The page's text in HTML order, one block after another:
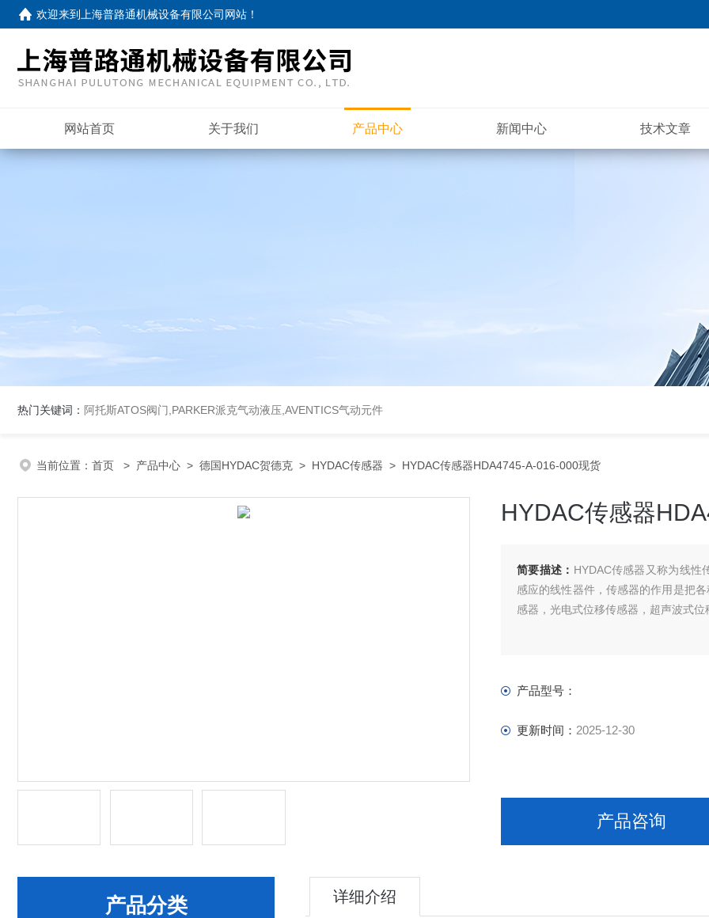
欢迎来到 上海普路通机械设备有限公司网站 ！
网站首页 关于我们 产品中心 新闻中心 技术文章
热门关键词： 阿托斯ATOS阀门,PARKER派克气动液压,AVENTICS气动元件
当前位置： 首页 > 产品中心 > 德国HYDAC贺德克 > HYDAC传感器 > HYDAC传感器HDA4745-A-016-000现货
HYDAC传感器
简要描述： HYDAC传感器又称为线性
感应的线性器件，传感器的作用是把
感器，光电式位移传感器，超声波式位
产品型号：
更新时间： 2025-12-30
产品咨询
产品分类 详细介绍